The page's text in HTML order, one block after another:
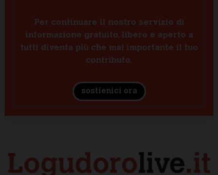
Per continuare il nostro servizio di
informazione gratuito, libero e aperto a
tutti diventa più che mai importante il tuo
contributo.
sostienici ora